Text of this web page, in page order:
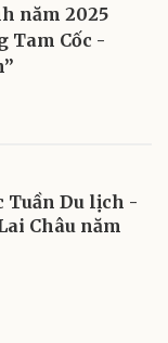
năm 2025
Tam Cốc -
Tuần Du lịch -
Châu năm